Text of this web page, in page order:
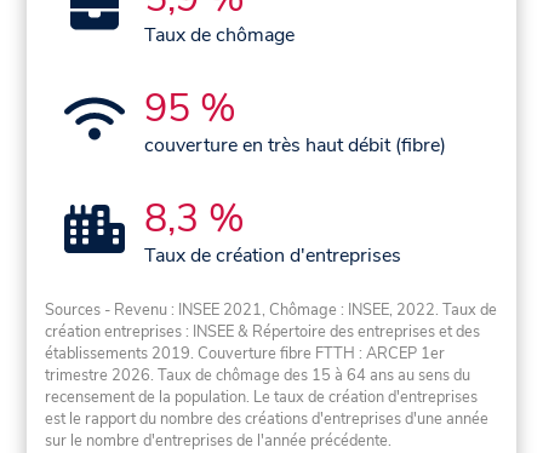
Taux de chômage
95 %
couverture en très haut débit (fibre)
8,3 %
Taux de création d'entreprises
Sources - Revenu : INSEE 2021, Chômage : INSEE, 2022. Taux de
création entreprises : INSEE & Répertoire des entreprises et des
établissements 2019. Couverture fibre FTTH : ARCEP 1er
trimestre 2026. Taux de chômage des 15 à 64 ans au sens du
recensement de la population. Le taux de création d'entreprises
est le rapport du nombre des créations d'entreprises d'une année
sur le nombre d'entreprises de l'année précédente.